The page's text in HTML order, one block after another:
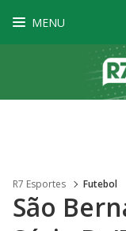
MENU
R7 Esportes Futebol
São